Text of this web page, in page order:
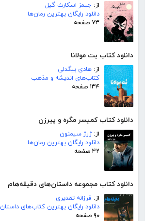
از: جیمز اسکارث گیل
دانلود رایگان بهترین رمان‌ها
۷۳ صفحه
دانلود کتاب بت مولانا
از: هادی بیگدلی
کتاب‌های اندیشه و مذهب
۱۳۴ صفحه
دانلود کتاب کمیسر مگره و پیرزن
از:ژرژ سیمنون
دانلود رایگان بهترین رمان‌ها
۴۲ صفحه
دانلود کتاب مجموعه داستان‌های دقیقه‌هام
از: فرزانه تقدیری
دانلود رایگان بهترین کتاب‌های داستان
۹۰ صفحه